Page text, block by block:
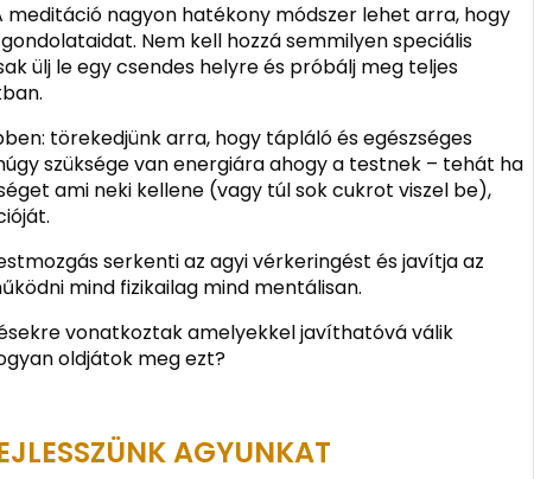
nagyon hatékony módszer lehet arra, hogy
Nem kell hozzá semmilyen speciális
ülj le egy csendes helyre és próbálj meg teljes
törekedjünk arra, hogy tápláló és egészséges
szüksége van energiára ahogy a testnek – tehát ha
ami neki kellene (vagy túl sok cukrot viszel be),
serkenti az agyi vérkeringést és javítja az
mind fizikailag mind mentálisan.
vonatkoztak amelyekkel javíthatóvá válik
oldjátok meg ezt?
AGYUNKAT